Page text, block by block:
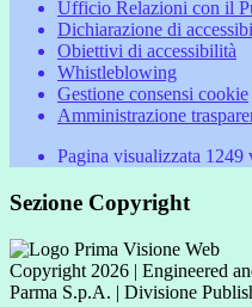
Ufficio Relazioni con il
Dichiarazione di
Obiettivi di accessibilità
Whistleblowing
Gestione consensi cookie
Amministrazione
Pagina visualizzata 1249
Sezione Copyright
Copyright 2026 | Engineered
Parma S.p.A. | Divisione